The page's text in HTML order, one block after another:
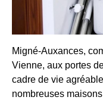
Migné-Auxances,
Vienne, aux portes
cadre de vie
nombreuses